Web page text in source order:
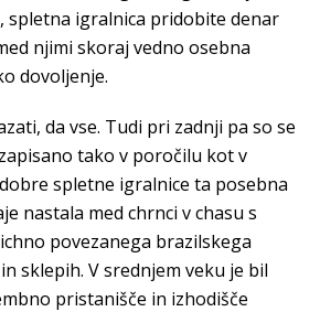
spletna igralnica pridobite denar
njimi skoraj vedno osebna
dovoljenje.
da vse. Tudi pri zadnji pa so se
tako v poročilu kot v
spletne igralnice ta posebna
nastala med chrnci v chasu s
povezanega brazilskega
sklepih. V srednjem veku je bil
pristanišče in izhodišče